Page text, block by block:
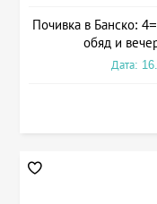
Почивка в Банско:
обяд и
Дата: